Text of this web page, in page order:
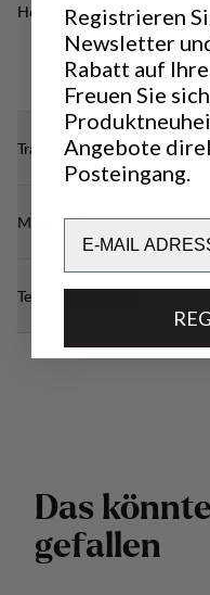
Hervorragend für
CLASSIC
TREKKING
Transparenz
Materialien
Technische Daten
Das könnte
gefallen
Registrieren
Newsletter
Rabatt auf
Freuen Sie
Angebote
Posteingang.